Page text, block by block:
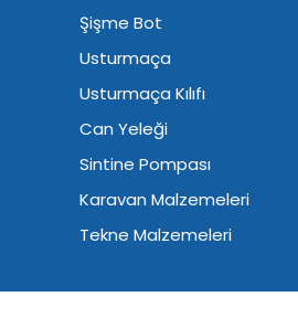
Şişme Bot
Usturmaça
Usturmaça Kılıfı
Can Yeleği
Sintine Pompası
Karavan Malzemeleri
Tekne Malzemeleri